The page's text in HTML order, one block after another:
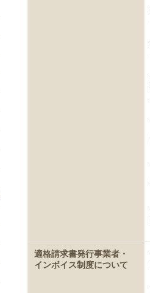
適格請求書発行事業者・
インボイス制度について